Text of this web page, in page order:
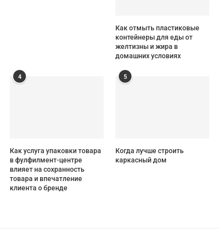
Как отмыть пластиковые
контейнеры для еды от
желтизны и жира в
домашних условиях
4
Как услуга упаковки товара
в фулфилмент-центре
влияет на сохранность
товара и впечатление
клиента о бренде
5
Когда лучше строить
каркасный дом